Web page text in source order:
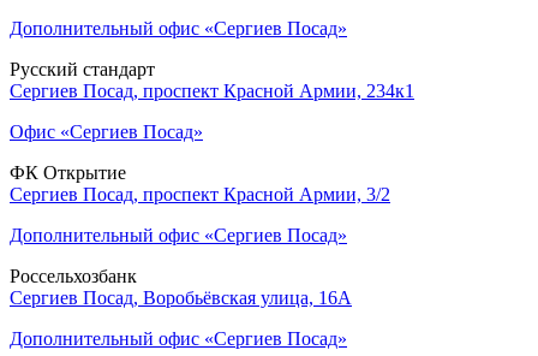
Дополнительный офис «Сергиев Посад»
Русский стандарт
Сергиев Посад, проспект Красной Армии, 234к1
Офис «Сергиев Посад»
ФК Открытие
Сергиев Посад, проспект Красной Армии, 3/2
Дополнительный офис «Сергиев Посад»
Россельхозбанк
Сергиев Посад, Воробьёвская улица, 16А
Дополнительный офис «Сергиев Посад»